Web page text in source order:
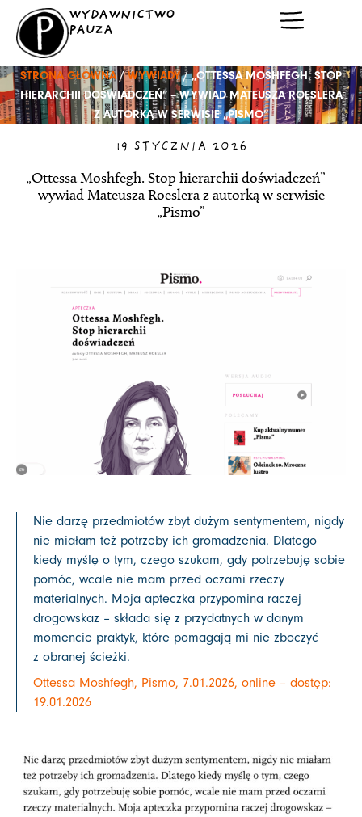
Przejdź
treści
WYDAWNICTWO
PAUZA
STRONA GŁÓWNA/WYWIADY/ „OTTESSA MOSHFEGH. STOP
HIERARCHII DOŚWIADCZEŃ” – WYWIAD MATEUSZA ROESLERA
Z AUTORKĄ W SERWISIE „PISMO”
19 STYCZNIA 2026
„Ottessa Moshfegh. Stop hierarchii doświadczeń” –
wywiad Mateusza Roeslera z autorką w serwisie
„Pismo”
Nie darzę przedmiotów zbyt dużym sentymentem, nigdy
nie miałam też potrzeby ich gromadzenia. Dlatego
kiedy myślę o tym, czego szukam, gdy potrzebuję sobie
pomóc, wcale nie mam przed oczami rzeczy
materialnych. Moja apteczka przypomina raczej
drogowskaz – składa się z przydatnych w danym
momencie praktyk, które pomagają mi nie zboczyć
z obranej ścieżki.
Ottessa Moshfegh, Pismo, 7.01.2026, online – dostęp:
19.01.2026